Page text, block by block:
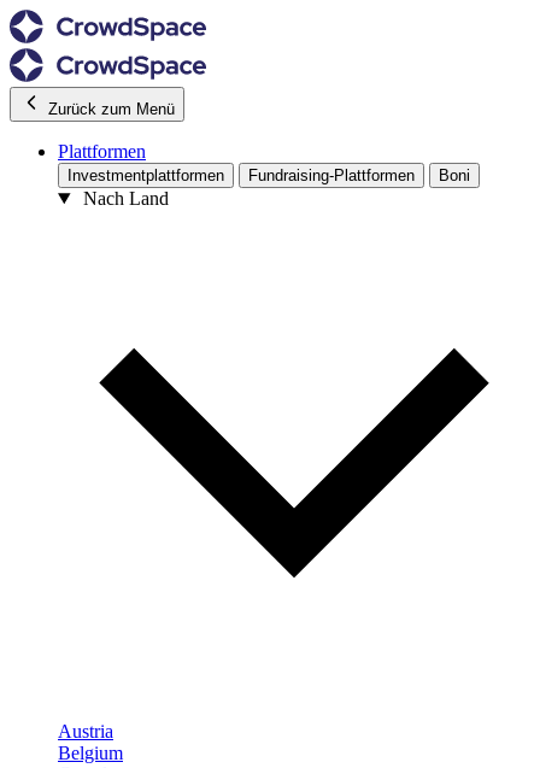
Zurück zum Menü
Plattformen
Investmentplattformen Fundraising-Plattformen Boni
Nach Land
Austria
Belgium